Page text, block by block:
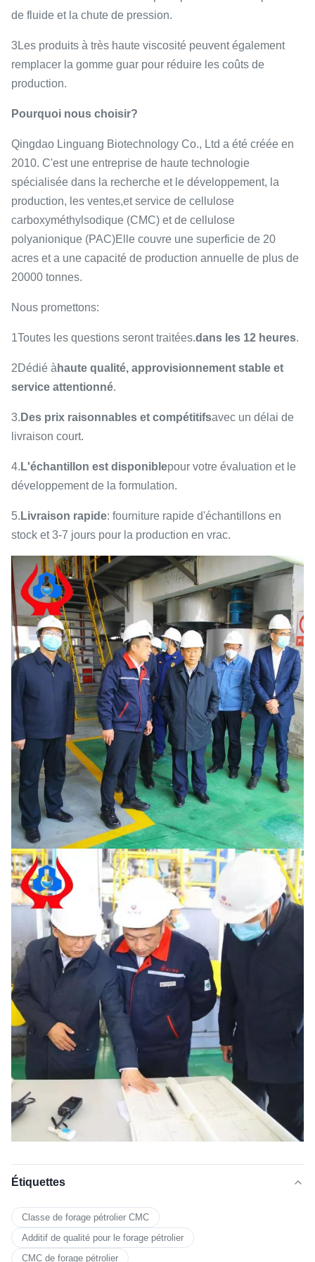
de fluide et la chute de pression.
3Les produits à très haute viscosité peuvent également
remplacer la gomme guar pour réduire les coûts de
production.
Pourquoi nous choisir?
Qingdao Linguang Biotechnology Co., Ltd a été créée en
2010. C'est une entreprise de haute technologie
spécialisée dans la recherche et le développement, la
production, les ventes,et service de cellulose
carboxyméthylsodique (CMC) et de cellulose
polyanionique (PAC)Elle couvre une superficie de 20
acres et a une capacité de production annuelle de plus de
20000 tonnes.
Nous promettons:
1Toutes les questions seront traitées.dans les 12 heures.
2Dédié à haute qualité, approvisionnement stable et
service attentionné.
3. Des prix raisonnables et compétitifsavec un délai de
livraison court.
4. L'échantillon est disponiblepour votre évaluation et le
développement de la formulation.
5. Livraison rapide: fourniture rapide d'échantillons en
stock et 3-7 jours pour la production en vrac.
Étiquettes
Classe de forage pétrolier CMC
Additif de qualité pour le forage pétrolier
CMC de forage pétrolier